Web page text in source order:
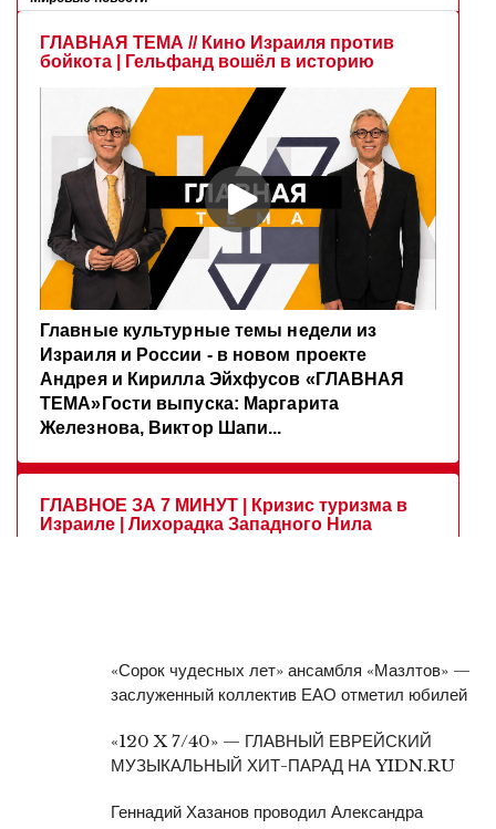
«Сорок чудесных лет» ансамбля «Мазлтов» —
заслуженный коллектив ЕАО отметил юбилей
«120 X 7/40» — ГЛАВНЫЙ ЕВРЕЙСКИЙ
МУЗЫКАЛЬНЫЙ ХИТ-ПАРАД НА YIDN.RU
Геннадий Хазанов проводил Александра